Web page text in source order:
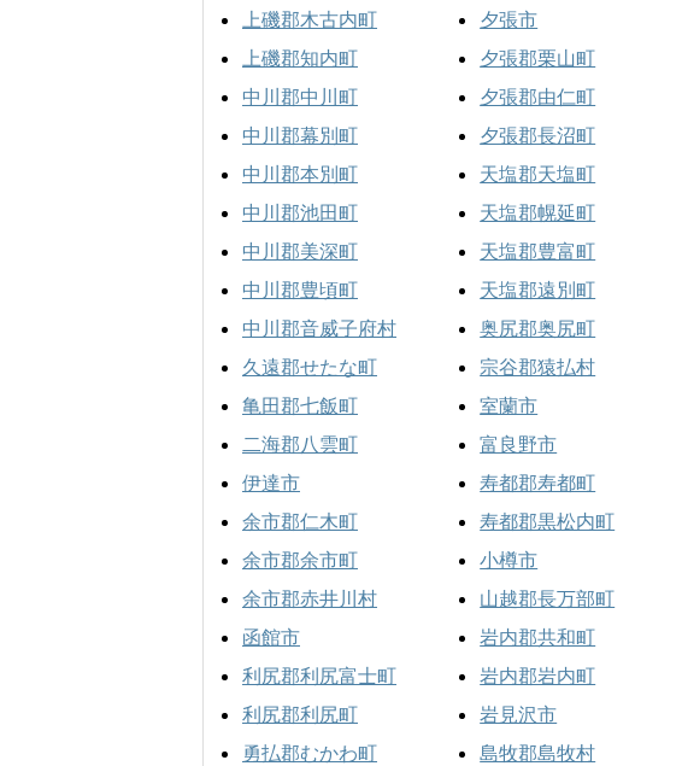
上磯郡木古内町
上磯郡知内町
中川郡中川町
中川郡幕別町
中川郡本別町
中川郡池田町
中川郡美深町
中川郡豊頃町
中川郡音威子府村
久遠郡せたな町
亀田郡七飯町
二海郡八雲町
伊達市
余市郡仁木町
余市郡余市町
余市郡赤井川村
函館市
利尻郡利尻富士町
利尻郡利尻町
勇払郡むかわ町
夕張市
夕張郡栗山町
夕張郡由仁町
夕張郡長沼町
天塩郡天塩町
天塩郡幌延町
天塩郡豊富町
天塩郡遠別町
奥尻郡奥尻町
宗谷郡猿払村
室蘭市
富良野市
寿都郡寿都町
寿都郡黒松内町
小樽市
山越郡長万部町
岩内郡共和町
岩内郡岩内町
岩見沢市
島牧郡島牧村